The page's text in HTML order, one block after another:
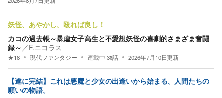
妖怪、あやかし、殴れば良し！
カコの過去帳～暴虐女子高生と不愛想妖怪の喜劇的さまざま奮闘
録～ ／F.ニコラス
★18 現代ファンタジー 連載中 38話 2026年7月10日更新
【遂に完結】これは悪魔と少女の出逢いから始まる、人間たちの
願いの物語。